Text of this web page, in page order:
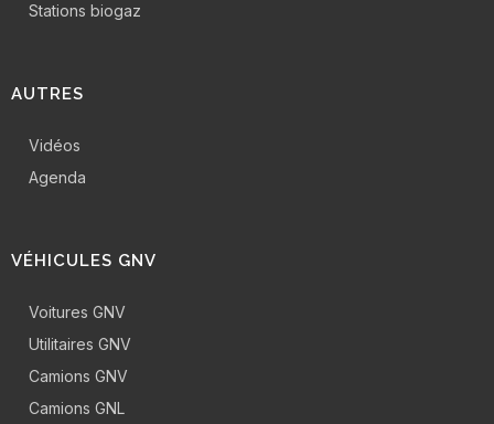
Stations biogaz
AUTRES
Vidéos
Agenda
VÉHICULES GNV
Voitures GNV
Utilitaires GNV
Camions GNV
Camions GNL